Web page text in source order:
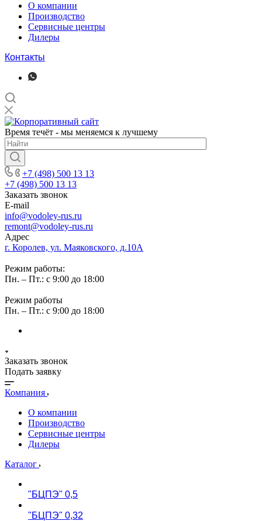
О компании
Производство
Сервисные центры
Дилеры
Контакты
Время течёт - мы меняемся к лучшему
+7 (498) 500 13 13
+7 (498) 500 13 13
Заказать звонок
E-mail
info@vodoley-rus.ru
remont@vodoley-rus.ru
Адрес
г. Королев, ул. Маяковского, д.10А
Режим работы:
Пн. – Пт.: с 9:00 до 18:00
Режим работы
Пн. – Пт.: с 9:00 до 18:00
Заказать звонок
Подать заявку
Компания
О компании
Производство
Сервисные центры
Дилеры
Каталог
"БЦПЭ" 0,5
"БЦПЭ" 0,32